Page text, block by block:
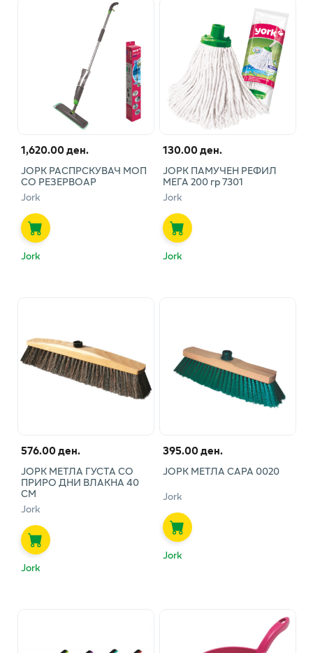
1,620.00 ден.
ЈОРК РАСПРСКУВАЧ МОП
СО РЕЗЕРВОАР
Jork
Jork
130.00 ден.
ЈОРК ПАМУЧЕН РЕФИЛ
МЕГА 200 гр 7301
Jork
Jork
576.00 ден.
ЈОРК МЕТЛА ГУСТА СО
ПРИРО ДНИ ВЛАКНА 40
СМ
Jork
Jork
395.00 ден.
ЈОРК МЕТЛА САРА 0020
Jork
Jork